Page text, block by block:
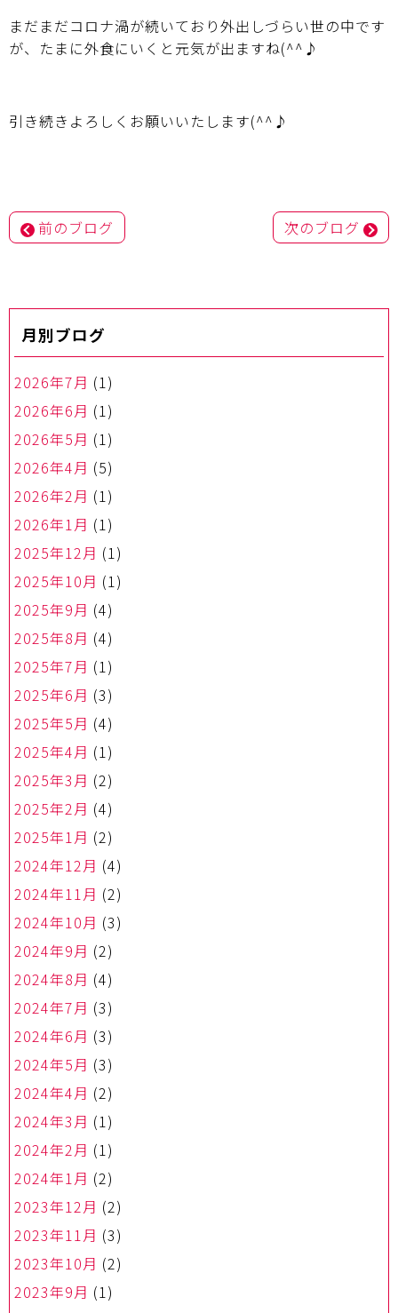
まだまだコロナ渦が続いており外出しづらい世の中です
が、たまに外食にいくと元気が出ますね(^^♪
引き続きよろしくお願いいたします(^^♪
投
稿
ナ
ー
シ
ョ
ン
前のブログ 次のブログ
月別ブログ
2026年7月 (1)
2026年6月 (1)
2026年5月 (1)
2026年4月 (5)
2026年2月 (1)
2026年1月 (1)
2025年12月 (1)
2025年10月 (1)
2025年9月 (4)
2025年8月 (4)
2025年7月 (1)
2025年6月 (3)
2025年5月 (4)
2025年4月 (1)
2025年3月 (2)
2025年2月 (4)
2025年1月 (2)
2024年12月 (4)
2024年11月 (2)
2024年10月 (3)
2024年9月 (2)
2024年8月 (4)
2024年7月 (3)
2024年6月 (3)
2024年5月 (3)
2024年4月 (2)
2024年3月 (1)
2024年2月 (1)
2024年1月 (2)
2023年12月 (2)
2023年11月 (3)
2023年10月 (2)
2023年9月 (1)